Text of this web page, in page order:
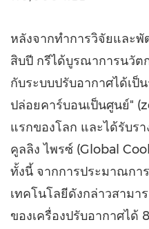
หลังจากทำการวิจัยและพั
สิบปี กรีได้บูรณาการนวัต
กับระบบปรับอากาศได้เป็
ปล่อยคาร์บอนเป็นศูนย์"
แรกของโลก และได้รับร
คูลลิง ไพรซ์ (Global
ทั้งนี้ จากการประมาณกา
เทคโนโลยีดังกล่าวสาม
ของเครื่องปรับอากาศได้